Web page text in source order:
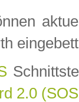
2.0